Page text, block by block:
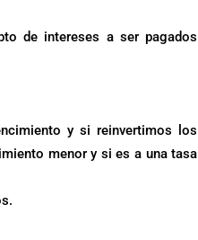
de intereses a ser pagados
y si reinvertimos los
menor y si es a una tasa